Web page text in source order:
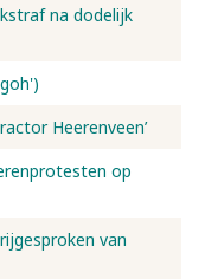
na dodelijk
Heerenveen’
op
van